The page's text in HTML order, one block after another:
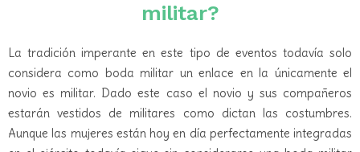
militar?
La tradición imperante en este tipo de eventos todavía solo
considera como boda militar un enlace en la únicamente el
novio es militar. Dado este caso el novio y sus compañeros
estarán vestidos de militares como dictan las costumbres.
Aunque las mujeres están hoy en día perfectamente integradas